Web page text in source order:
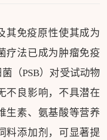
其免疫原性使其成为
疗法已成为肿瘤免疫
（PSB）对受试动物
不良影响，不具潜在
生素、氨基酸等营养
料添加剂，可显著提